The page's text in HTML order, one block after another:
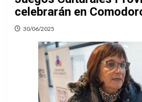
celebrarán en
30/06/2025